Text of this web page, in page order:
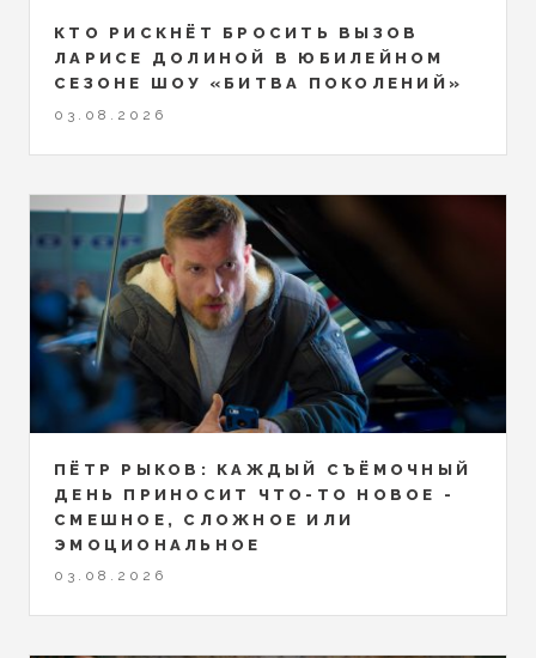
КТО РИСКНЁТ БРОСИТЬ ВЫЗОВ
ЛАРИСЕ ДОЛИНОЙ В ЮБИЛЕЙНОМ
СЕЗОНЕ ШОУ «БИТВА ПОКОЛЕНИЙ»
03.08.2026
ПЁТР РЫКОВ: КАЖДЫЙ СЪЁМОЧНЫЙ
ДЕНЬ ПРИНОСИТ ЧТО-ТО НОВОЕ -
СМЕШНОЕ, СЛОЖНОЕ ИЛИ
ЭМОЦИОНАЛЬНОЕ
03.08.2026